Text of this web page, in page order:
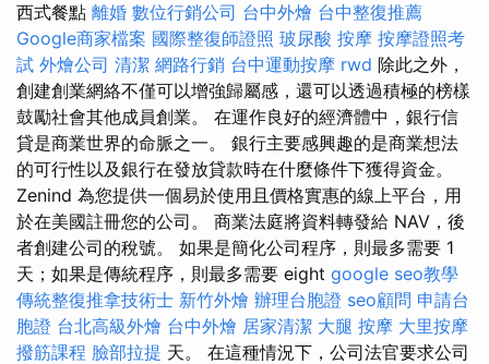
西式餐點 離婚 數位行銷公司 台中外燴 台中整復推薦
Google商家檔案 國際整復師證照 玻尿酸 按摩 按摩證照考
試 外燴公司 清潔 網路行銷 台中運動按摩 rwd 除此之外，
創建創業網絡不僅可以增強歸屬感，還可以透過積極的榜樣
鼓勵社會其他成員創業。 在運作良好的經濟體中，銀行信
貸是商業世界的命脈之一。 銀行主要感興趣的是商業想法
的可行性以及銀行在發放貸款時在什麼條件下獲得資金。
Zenind 為您提供一個易於使用且價格實惠的線上平台，用
於在美國註冊您的公司。 商業法庭將資料轉發給 NAV，後
者創建公司的稅號。 如果是簡化公司程序，則最多需要 1
天；如果是傳統程序，則最多需要 eight google seo教學
傳統整復推拿技術士 新竹外燴 辦理台胞證 seo顧問 申請台
胞證 台北高級外燴 台中外燴 居家清潔 大腿 按摩 大里按摩
撥筋課程 臉部拉提 天。 在這種情況下，公司法官要求公司